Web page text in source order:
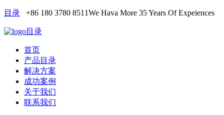
目录 +86 180 3780 8511We Hava More 35 Years Of Expeiences
目录
首页
产品目录
解决方案
成功案例
关于我们
联系我们